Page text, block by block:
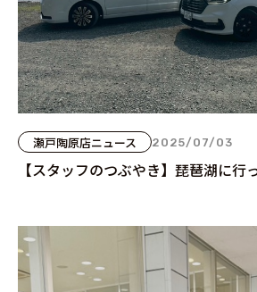
瀬戸陶原店ニュース 2025/07/03
【スタッフのつぶやき】琵琶湖に行